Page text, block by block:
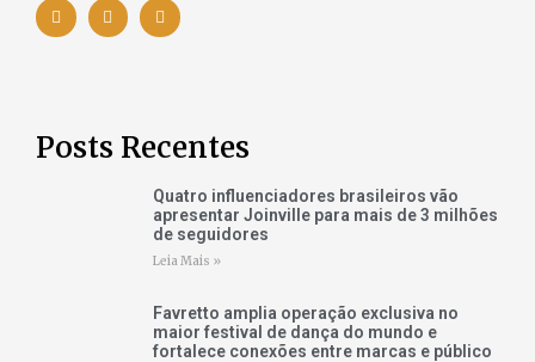
Posts Recentes
Quatro influenciadores brasileiros vão
apresentar Joinville para mais de 3 milhões
de seguidores
Leia Mais »
Favretto amplia operação exclusiva no
maior festival de dança do mundo e
fortalece conexões entre marcas e público